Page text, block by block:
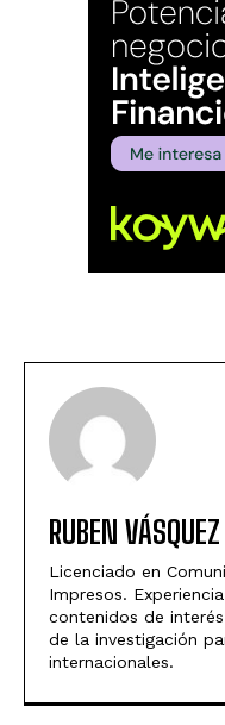
RUBEN VÁSQUEZ
Licenciado en
Impresos.
contenidos de
de la investigación
internacionales.